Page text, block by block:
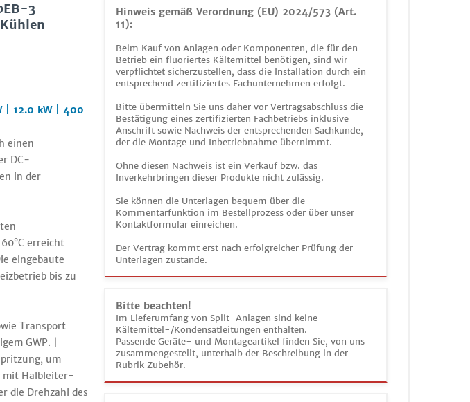
Hinweis gemäß Verordnung (EU) 2024/573 (Art.
11):
Beim Kauf von Anlagen oder Komponenten, die für den
Betrieb ein fluoriertes Kältemittel benötigen, sind wir
verpflichtet sicherzustellen, dass die Installation durch ein
entsprechend zertifiziertes Fachunternehmen erfolgt.
Bitte übermitteln Sie uns daher vor Vertragsabschluss die
Bestätigung eines zertifizierten Fachbetriebs inklusive
Anschrift sowie Nachweis der entsprechenden Sachkunde,
der die Montage und Inbetriebnahme übernimmt.
Ohne diesen Nachweis ist ein Verkauf bzw. das
Inverkehrbringen dieser Produkte nicht zulässig.
Sie können die Unterlagen bequem über die
Kommentarfunktion im Bestellprozess oder über unser
Kontaktformular einreichen.
Der Vertrag kommt erst nach erfolgreicher Prüfung der
Unterlagen zustande.
Bitte beachten!
Im Lieferumfang von Split-Anlagen sind keine
Kältemittel-/Kondensatleitungen enthalten.
Passende Geräte- und Montageartikel finden Sie, von uns
zusammengestellt, unterhalb der Beschreibung in der
Rubrik Zubehör.
3
| 12.0 kW | 400
einen
DC-
in der
erreicht
eingebaute
bis zu
Transport
GWP. |
um
mit Halbleiter-
die Drehzahl des